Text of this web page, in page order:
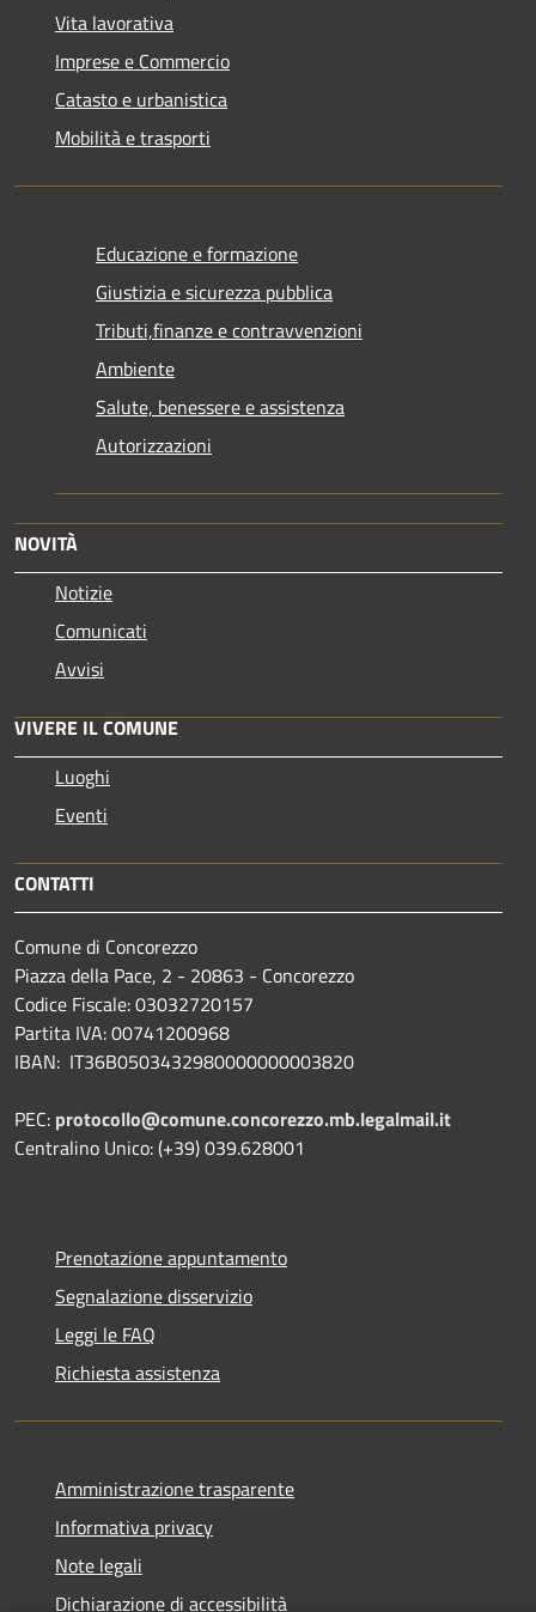
Vita lavorativa
Imprese e Commercio
Catasto e urbanistica
Mobilità e trasporti
Educazione e formazione
Giustizia e sicurezza pubblica
Tributi,finanze e contravvenzioni
Ambiente
Salute, benessere e assistenza
Autorizzazioni
NOVITÀ
Notizie
Comunicati
Avvisi
VIVERE IL COMUNE
Luoghi
Eventi
CONTATTI
Comune di Concorezzo
Piazza della Pace, 2 - 20863 - Concorezzo
Codice Fiscale: 03032720157
Partita IVA: 00741200968
IBAN: IT36B0503432980000000003820
PEC: protocollo@comune.concorezzo.mb.legalmail.it
Centralino Unico: (+39) 039.628001
Prenotazione appuntamento
Segnalazione disservizio
Leggi le FAQ
Richiesta assistenza
Amministrazione trasparente
Informativa privacy
Note legali
Dichiarazione di accessibilità